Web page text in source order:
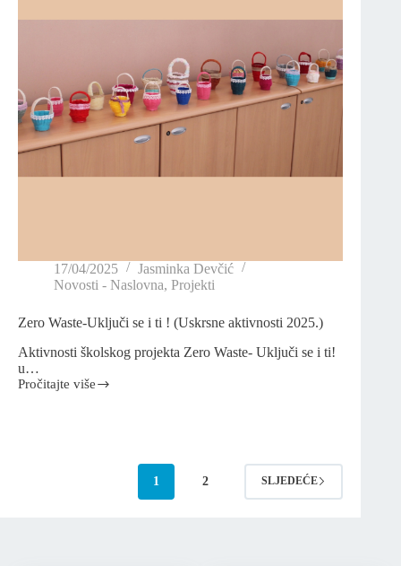
17/04/2025
Jasminka Devčić
Novosti - Naslovna, Projekti
Zero Waste-Uključi se i ti ! (Uskrsne aktivnosti 2025.)
Aktivnosti školskog projekta Zero Waste- Uključi se i ti!
u…
Pročitajte više
1 2 SLJEDEĆE